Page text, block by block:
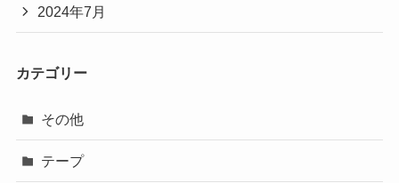
2024年7月
カテゴリー
その他
テープ